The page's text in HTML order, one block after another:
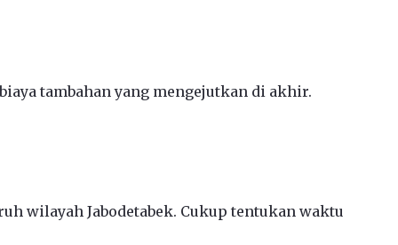
tambahan yang mengejutkan di akhir.
wilayah Jabodetabek. Cukup tentukan waktu